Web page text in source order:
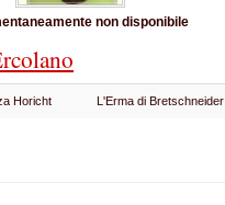
non disponibile
Horicht L'Erma di Bretschneider